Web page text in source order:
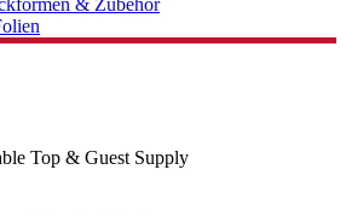
& Zubehör
Top & Guest Supply